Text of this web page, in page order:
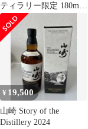
ティラリー限定 180ml
2本セット 未開封 グラ
ス付
¥ 19,500
山崎 Story of the
Distillery 2024